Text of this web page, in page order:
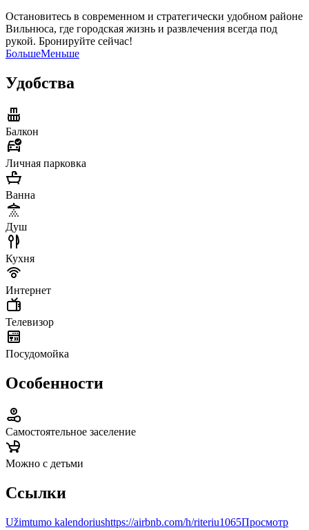
Остановитесь в современном и стратегически удобном районе
Вильнюса, где городская жизнь и развлечения всегда под
рукой. Бронируйте сейчас!
БольшеМеньше
Удобства
Балкон
Личная парковка
Ванна
Душ
Кухня
Интернет
Телевизор
Посудомойка
Особенности
Самостоятельное заселение
Можно с детьми
Ссылки
Užimtumo kalendoriushttps://airbnb.com/h/riteriu1065Просмотр